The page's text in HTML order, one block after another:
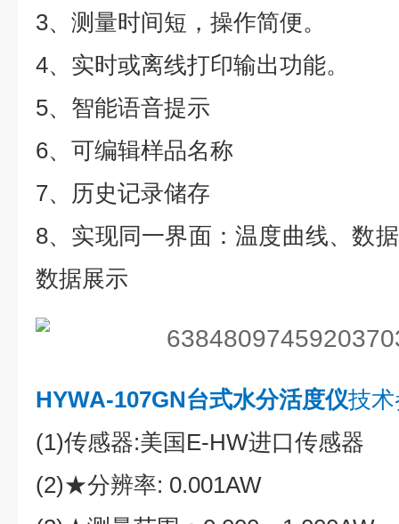
3、测量时间短，操作简便。
4、实时或离线打印输出功能。
5、智能语音提示
6、可编辑样品名称
7、历史记录储存
8、实现同一界面：温度曲线、数
数据展示
HYWA-107GN台式水分活度仪技
(1)传感器:美国E-HW进口传感器
(2)★分辨率: 0.001AW